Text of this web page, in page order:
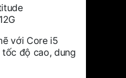
với Core i5
độ cao, dung